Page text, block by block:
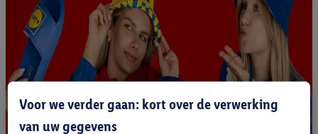
Voor we verder gaan: kort over de verwerking
van uw gegevens